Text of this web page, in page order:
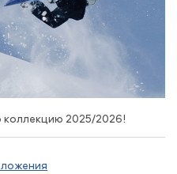
2025/2026!